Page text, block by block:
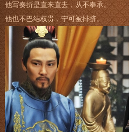
他写奏折是直来直去，从不奉承。
他也不巴结权贵，宁可被排挤。